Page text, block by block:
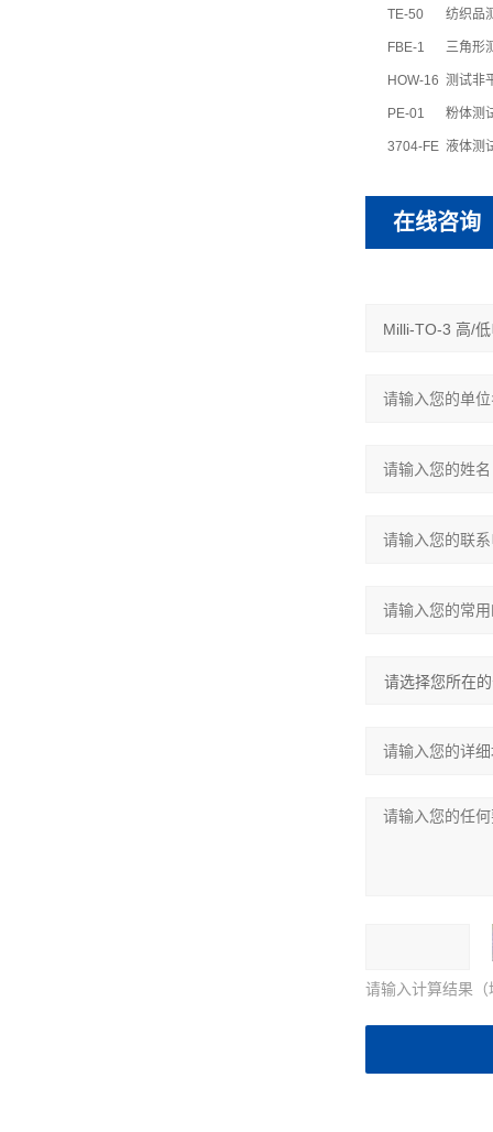
TE-50 纺织品
FBE-1 三角形
HOW-16 测试非
PE-01 粉体测
3704-FE 液体测
在线咨询
请输入计算结果